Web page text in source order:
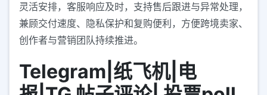
灵活安排，客服响应及时，支持售后跟进与异常处理，
兼顾交付速度、隐私保护和复购便利，方便跨境卖家、
创作者与营销团队持续推进。
Telegram|纸飞机|电